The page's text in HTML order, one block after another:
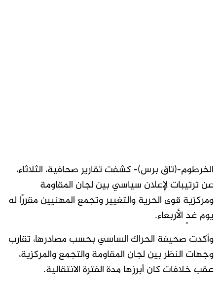
الخرطوم-(تاق برس)- كشفت تقارير صحافية، الثلاثاء،
عن ترتيبات لإعلان سياسي بين لجان المقاومة
ومركزية قوى الحرية والتغيير وتجمع المهنيين مقررًا له
يوم غدٍ الأربعاء.
وأكدت صحيفة الحراك الساسي بحسب مصادرها، تقارب
وجهات النظر بين لجان المقاومة والتجمع والمركزية،
عقب خلافات كان أبرزها مدة الفترة الانتقالية.